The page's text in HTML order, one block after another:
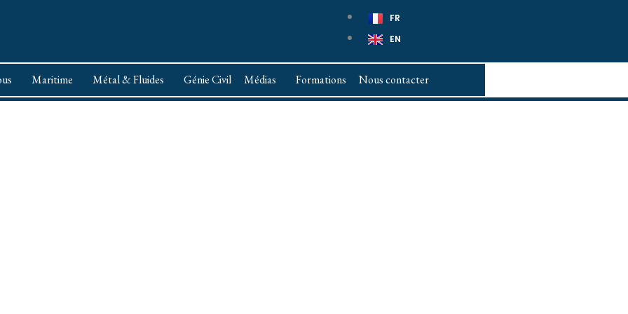
FR
EN
Maritime Métal & Fluides Génie Civil Médias Formations Nous contacter